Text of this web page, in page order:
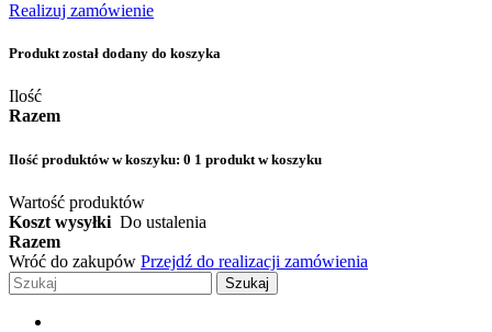
Realizuj zamówienie
Produkt został dodany do koszyka
Ilość
Razem
Ilość produktów w koszyku: 0 1 produkt w koszyku
Wartość produktów
Koszt wysyłki Do ustalenia
Razem
Wróć do zakupów Przejdź do realizacji zamówienia
Szukaj